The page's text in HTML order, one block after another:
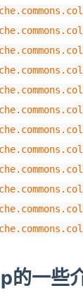
的一些